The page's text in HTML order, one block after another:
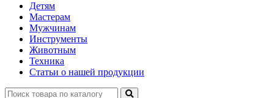
Детям
Мастерам
Мужчинам
Инструменты
Животным
Техника
Статьи о нашей продукции